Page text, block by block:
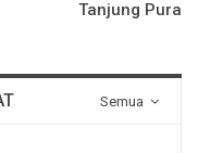
Tanjung Pura
Semua